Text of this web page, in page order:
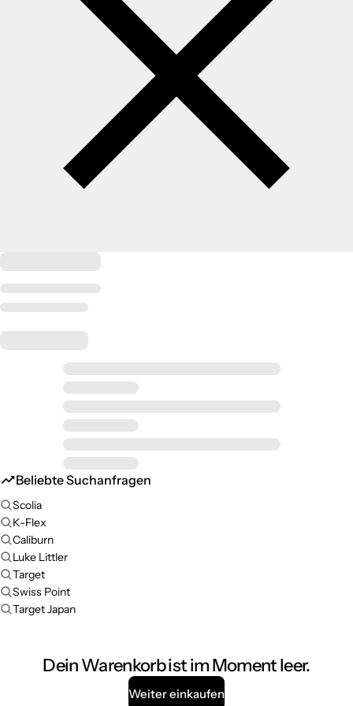
Beliebte Suchanfragen
Scolia
K-Flex
Caliburn
Luke Littler
Target
Swiss Point
Target Japan
Dein Warenkorb ist im Moment leer.
Weiter einkaufen